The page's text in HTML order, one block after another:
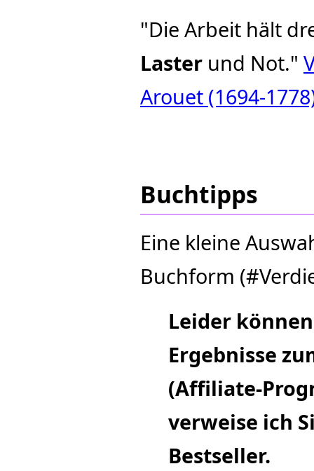
"Die Arbeit hält
Laster und Not."
Arouet
Buchtipps
Eine kleine
Buchform
Leider
Ergebnisse
(Affiliate-
verweise ich
Bestseller.